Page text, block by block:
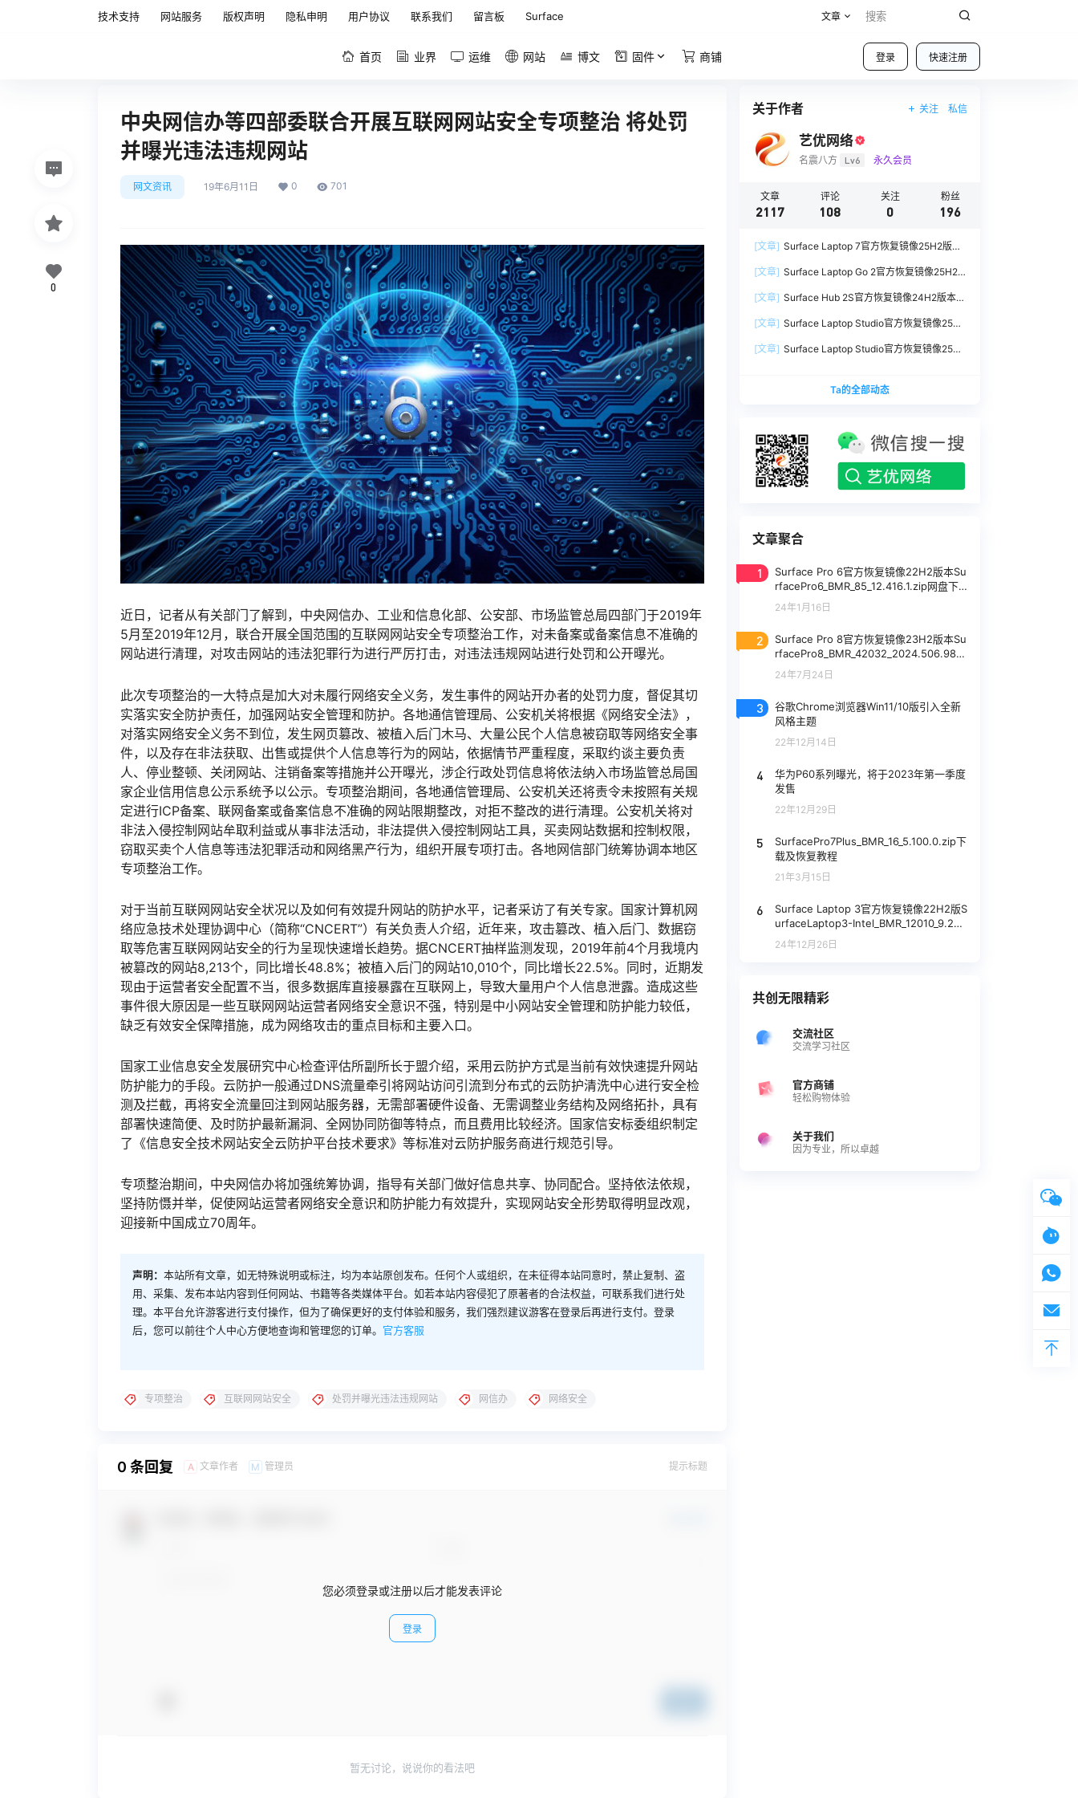
技术支持 网站服务 版权声明 隐私申明 用户协议 联系我们 留言板 Surface 文章
登录 快速注册
首页 业界 运维 网站 博文 固件 商铺
中央网信办等四部委联合开展互联网网站安全专项整治 将处罚
并曝光违法违规网站
网文资讯 19年6月11日 0 701
近日，记者从有关部门了解到，中央网信办、工业和信息化部、公安部、市场监管总局四部门于2019年
5月至2019年12月，联合开展全国范围的互联网网站安全专项整治工作，对未备案或备案信息不准确的
网站进行清理，对攻击网站的违法犯罪行为进行严厉打击，对违法违规网站进行处罚和公开曝光。
此次专项整治的一大特点是加大对未履行网络安全义务，发生事件的网站开办者的处罚力度，督促其切
实落实安全防护责任，加强网站安全管理和防护。各地通信管理局、公安机关将根据《网络安全法》，
对落实网络安全义务不到位，发生网页篡改、被植入后门木马、大量公民个人信息被窃取等网络安全事
件，以及存在非法获取、出售或提供个人信息等行为的网站，依据情节严重程度，采取约谈主要负责
人、停业整顿、关闭网站、注销备案等措施并公开曝光，涉企行政处罚信息将依法纳入市场监管总局国
家企业信用信息公示系统予以公示。专项整治期间，各地通信管理局、公安机关还将责令未按照有关规
定进行ICP备案、联网备案或备案信息不准确的网站限期整改，对拒不整改的进行清理。公安机关将对
非法入侵控制网站牟取利益或从事非法活动，非法提供入侵控制网站工具，买卖网站数据和控制权限，
窃取买卖个人信息等违法犯罪活动和网络黑产行为，组织开展专项打击。各地网信部门统筹协调本地区
专项整治工作。
对于当前互联网网站安全状况以及如何有效提升网站的防护水平，记者采访了有关专家。国家计算机网
络应急技术处理协调中心（简称“CNCERT”）有关负责人介绍，近年来，攻击篡改、植入后门、数据窃
取等危害互联网网站安全的行为呈现快速增长趋势。据CNCERT抽样监测发现，2019年前4个月我境内
被篡改的网站8,213个，同比增长48.8%；被植入后门的网站10,010个，同比增长22.5%。同时，近期发
现由于运营者安全配置不当，很多数据库直接暴露在互联网上，导致大量用户个人信息泄露。造成这些
事件很大原因是一些互联网网站运营者网络安全意识不强，特别是中小网站安全管理和防护能力较低，
缺乏有效安全保障措施，成为网络攻击的重点目标和主要入口。
国家工业信息安全发展研究中心检查评估所副所长于盟介绍，采用云防护方式是当前有效快速提升网站
防护能力的手段。云防护一般通过DNS流量牵引将网站访问引流到分布式的云防护清洗中心进行安全检
测及拦截，再将安全流量回注到网站服务器，无需部署硬件设备、无需调整业务结构及网络拓扑，具有
部署快速简便、及时防护最新漏洞、全网协同防御等特点，而且费用比较经济。国家信安标委组织制定
了《信息安全技术网站安全云防护平台技术要求》等标准对云防护服务商进行规范引导。
专项整治期间，中央网信办将加强统筹协调，指导有关部门做好信息共享、协同配合。坚持依法依规，
坚持防慑并举，促使网站运营者网络安全意识和防护能力有效提升，实现网站安全形势取得明显改观，
迎接新中国成立70周年。
声明： 本站所有文章，如无特殊说明或标注，均为本站原创发布。任何个人或组织，在未征得本站同意时，禁止复制、盗
用、采集、发布本站内容到任何网站、书籍等各类媒体平台。如若本站内容侵犯了原著者的合法权益，可联系我们进行处
理。本平台允许游客进行支付操作，但为了确保更好的支付体验和服务，我们强烈建议游客在登录后再进行支付。登录
后，您可以前往个人中心方便地查询和管理您的订单。 官方客服
0
专项整治 互联网网站安全 处罚并曝光违法违规网站 网信办 网络安全
0 条回复 A 文章作者 M 管理员 提示标题
您必须登录或注册以后才能发表评论
登录
暂无讨论，说说你的看法吧
关于作者 关注 私信
艺优网络
名震八方 Lv6 永久会员
文章
2117
评论
108
关注
0
粉丝
196
[文章] Surface Laptop 7官方恢复镜像25H2版本
254.zip网盘下载
[文章] Surface Laptop Go 2官方恢复镜像25H2
SurfaceLaptopGo2_BMR_42032_2026.507.118
98505.zip网盘下载
[文章] Surface Hub 2S官方恢复镜像24H2版本
7.zip网盘下载
[文章] Surface Laptop Studio官方恢复镜像25H2
SurfaceLaptopStudio_BMR_42032_2026.402.1
[文章] Surface Laptop Studio官方恢复镜像25H2
SurfaceLaptopStudio_BMR_12010_2026.402.11
740375.zip网盘下载
Ta的全部动态
文章聚合
1
Surface Pro 6官方恢复镜像22H2版本Su
rfacePro6_BMR_85_12.416.1.zip网盘下
24年1月16日
2
Surface Pro 8官方恢复镜像23H2版本Su
rfacePro8_BMR_42032_2024.506.98.zi
p网盘下载
24年7月24日
3
谷歌Chrome浏览器Win11/10版引入全新
风格主题
22年12月14日
4
华为P60系列曝光，将于2023年第一季度
发售
22年12月29日
5
SurfacePro7Plus_BMR_16_5.100.0.zip下
载及恢复教程
21年3月15日
6
Surface Laptop 3官方恢复镜像22H2版S
urfaceLaptop3-Intel_BMR_12010_9.240
8.2_aoc1_home_consumer.zip网盘下载
24年12月26日
共创无限精彩
交流社区
交流学习社区
官方商铺
轻松购物体验
关于我们
因为专业，所以卓越